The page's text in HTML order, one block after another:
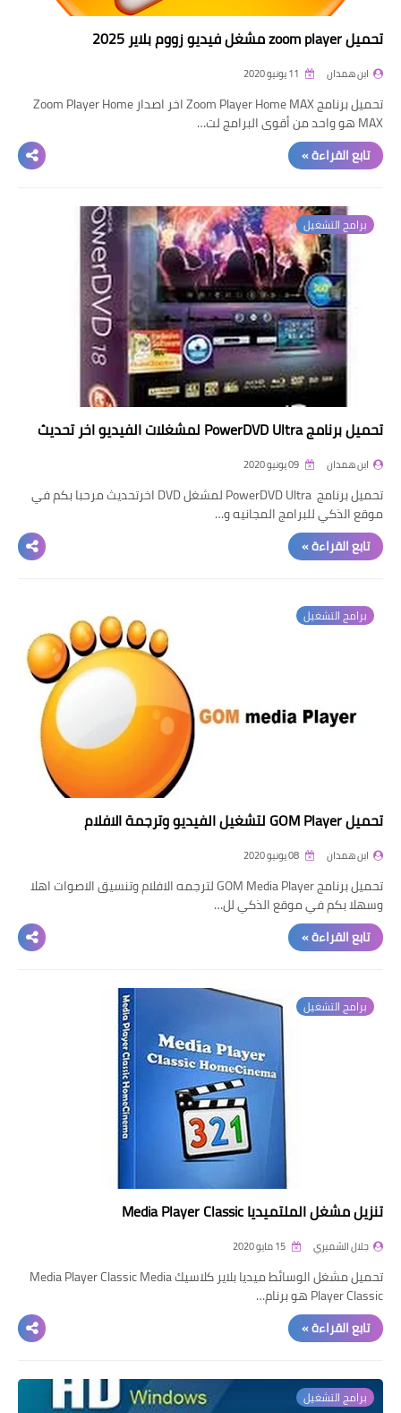
تحميل zoom player مشغل فيديو زووم بلاير 2025
ابن همدان
تحميل برنامج Zoom Player Home MAX اخر اصدار Zoom Player Home
MAX هو واحد من أقوى البرامج لت…
تابع القراءة »
برامج التشغيل
تحميل برنامج PowerDVD Ultra لمشغلات الفيديو اخر تحديث
ابن همدان
تحميل برنامج PowerDVD Ultra لمشغل DVD اخرتحديث مرحبا بكم في
موقع الذكي للبرامج المجانيه و…
تابع القراءة »
برامج التشغيل
تحميل GOM Player لتشغيل الفيديو وترجمة الافلام
ابن همدان
تحميل برنامج GOM Media Player لترجمه الافلام وتنسيق الاصوات اهلا
وسهلا بكم في موقع الذكي لل…
تابع القراءة »
برامج التشغيل
تنزيل مشغل الملتميديا Media Player Classic
جلال الشميري
تحميل مشغل الوسائط ميديا بلاير كلاسيك Media Player Classic Media
Player Classic هو برنام…
تابع القراءة »
برامج التشغيل